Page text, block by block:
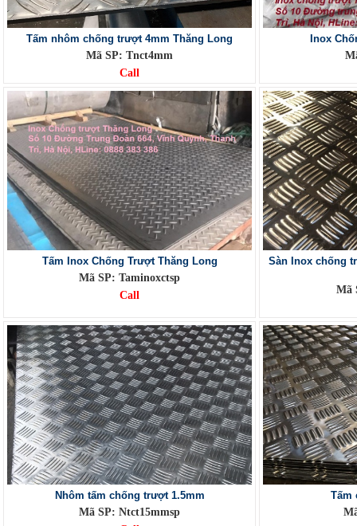
Tấm nhôm chống trượt 4mm Thăng Long
Mã SP: Tnct4mm
Call
Inox
Tấm Inox Chống Trượt Thăng Long
Mã SP: Taminoxctsp
Call
Sàn Inox chống
Mã
Nhôm tấm chống trượt 1.5mm
Mã SP: Ntct15mmsp
Tấm